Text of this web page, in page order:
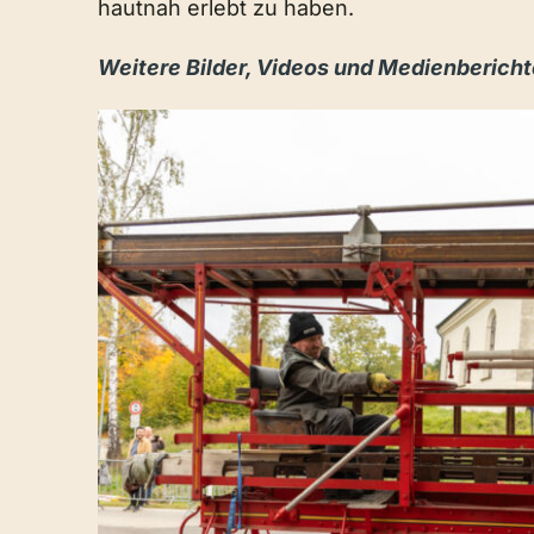
hautnah erlebt zu haben.
Weitere Bilder, Videos und